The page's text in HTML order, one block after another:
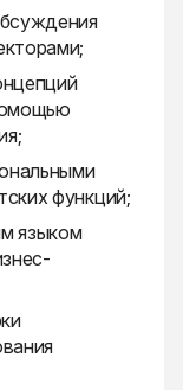
функций;
языком